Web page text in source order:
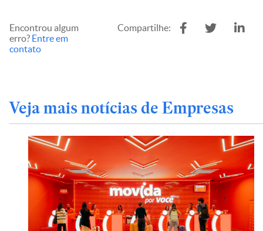
Encontrou algum
erro? Entre em
contato
Compartilhe:
Veja mais notícias de Empresas